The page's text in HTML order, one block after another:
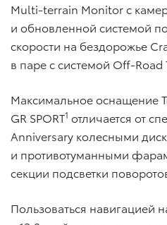
Multi-terrain Monitor с
и обновленной системой
скорости на бездорожье
в паре с системой Off-Road
Максимальное оснащение
GR SPORT1 отличается от
Anniversary колесными
и противотуманными
секции подсветки
Пользоваться навигацией